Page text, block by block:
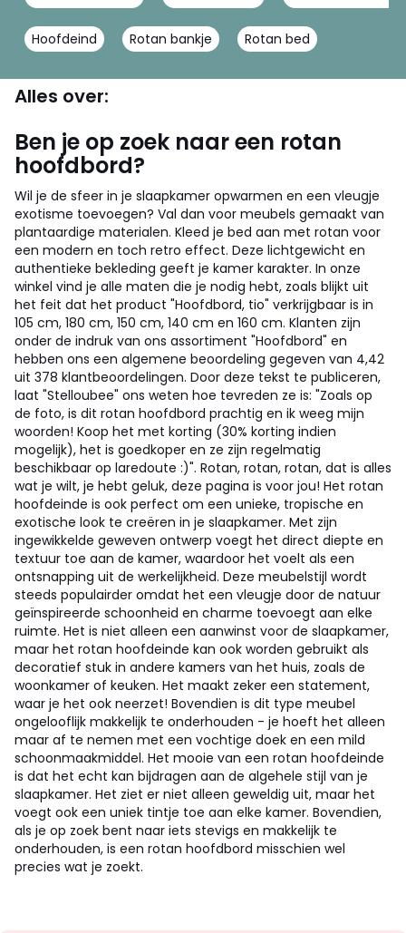
Hoofdeind Rotan bankje Rotan bed
Alles over:
Ben je op zoek naar een rotan
hoofdbord?
Wil je de sfeer in je slaapkamer opwarmen en een vleugje
exotisme toevoegen? Val dan voor meubels gemaakt van
plantaardige materialen. Kleed je bed aan met rotan voor
een modern en toch retro effect. Deze lichtgewicht en
authentieke bekleding geeft je kamer karakter. In onze
winkel vind je alle maten die je nodig hebt, zoals blijkt uit
het feit dat het product "Hoofdbord, tio" verkrijgbaar is in
105 cm, 180 cm, 150 cm, 140 cm en 160 cm. Klanten zijn
onder de indruk van ons assortiment "Hoofdbord" en
hebben ons een algemene beoordeling gegeven van 4,42
uit 378 klantbeoordelingen. Door deze tekst te publiceren,
laat "Stelloubee" ons weten hoe tevreden ze is: "Zoals op
de foto, is dit rotan hoofdbord prachtig en ik weeg mijn
woorden! Koop het met korting (30% korting indien
mogelijk), het is goedkoper en ze zijn regelmatig
beschikbaar op laredoute :)". Rotan, rotan, rotan, dat is alles
wat je wilt, je hebt geluk, deze pagina is voor jou! Het rotan
hoofdeinde is ook perfect om een unieke, tropische en
exotische look te creëren in je slaapkamer. Met zijn
ingewikkelde geweven ontwerp voegt het direct diepte en
textuur toe aan de kamer, waardoor het voelt als een
ontsnapping uit de werkelijkheid. Deze meubelstijl wordt
steeds populairder omdat het een vleugje door de natuur
geïnspireerde schoonheid en charme toevoegt aan elke
ruimte. Het is niet alleen een aanwinst voor de slaapkamer,
maar het rotan hoofdeinde kan ook worden gebruikt als
decoratief stuk in andere kamers van het huis, zoals de
woonkamer of keuken. Het maakt zeker een statement,
waar je het ook neerzet! Bovendien is dit type meubel
ongelooflijk makkelijk te onderhouden - je hoeft het alleen
maar af te nemen met een vochtige doek en een mild
schoonmaakmiddel. Het mooie van een rotan hoofdeinde
is dat het echt kan bijdragen aan de algehele stijl van je
slaapkamer. Het ziet er niet alleen geweldig uit, maar het
voegt ook een uniek tintje toe aan elke kamer. Bovendien,
als je op zoek bent naar iets stevigs en makkelijk te
onderhouden, is een rotan hoofdbord misschien wel
precies wat je zoekt.